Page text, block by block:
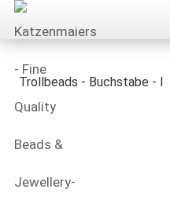
Trollbeads - Buchstabe - I